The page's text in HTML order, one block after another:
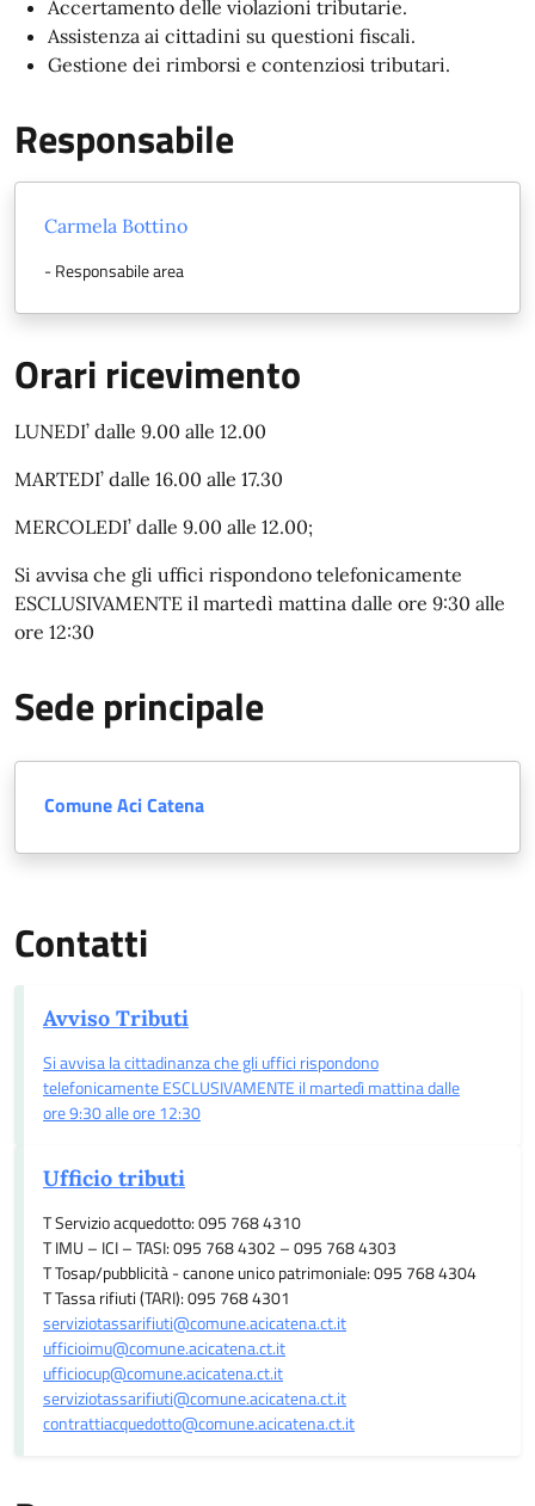
Accertamento delle violazioni tributarie.
Assistenza ai cittadini su questioni fiscali.
Gestione dei rimborsi e contenziosi tributari.
Responsabile
Carmela Bottino
- Responsabile area
Orari ricevimento
LUNEDI’ dalle 9.00 alle 12.00
MARTEDI’ dalle 16.00 alle 17.30
MERCOLEDI’ dalle 9.00 alle 12.00;
Si avvisa che gli uffici rispondono telefonicamente
ESCLUSIVAMENTE il martedì mattina dalle ore 9:30 alle
ore 12:30
Sede principale
Comune Aci Catena
Contatti
Avviso Tributi
Si avvisa la cittadinanza che gli uffici rispondono
telefonicamente ESCLUSIVAMENTE il martedì mattina dalle
ore 9:30 alle ore 12:30
Ufficio tributi
T Servizio acquedotto: 095 768 4310
T IMU – ICI – TASI: 095 768 4302 – 095 768 4303
T Tosap/pubblicità - canone unico patrimoniale: 095 768 4304
T Tassa rifiuti (TARI): 095 768 4301
serviziotassarifiuti@comune.acicatena.ct.it
ufficioimu@comune.acicatena.ct.it
ufficiocup@comune.acicatena.ct.it
serviziotassarifiuti@comune.acicatena.ct.it
contrattiacquedotto@comune.acicatena.ct.it